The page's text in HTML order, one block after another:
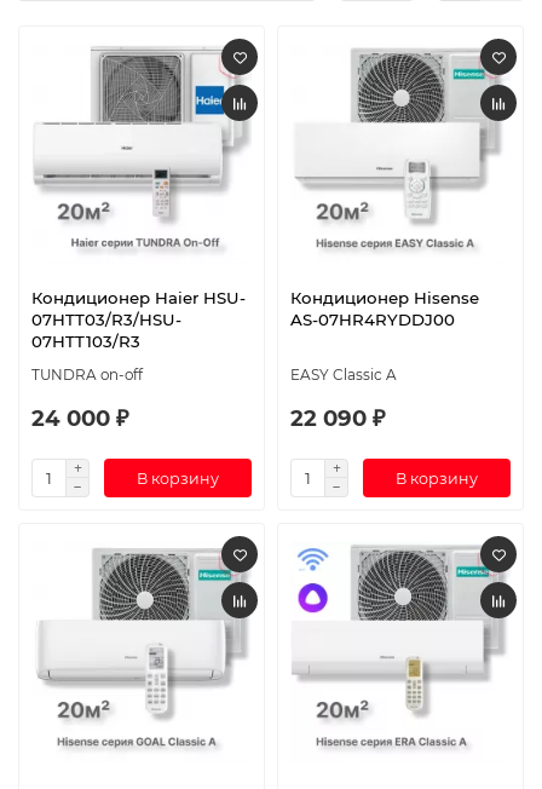
Кондиционер Haier HSU-
07HTT03/R3/HSU-
07HTT103/R3
TUNDRA on-off
24 000 ₽
В корзину
Кондиционер Hisense
AS-07HR4RYDDJ00
EASY Classic A
22 090 ₽
В корзину